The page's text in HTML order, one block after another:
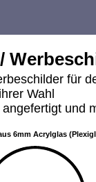
für
Wahl
und
6mm Acrylglas